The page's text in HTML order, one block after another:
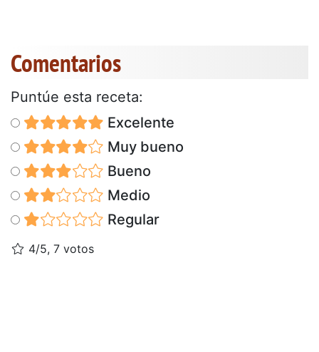
Comentarios
Puntúe esta receta:
Excelente
Muy bueno
Bueno
Medio
Regular
4/5, 7 votos